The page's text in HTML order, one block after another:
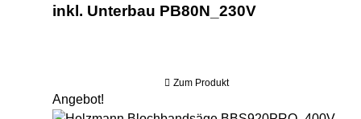
inkl. Unterbau PB80N_230V
Zum Produkt
Angebot!